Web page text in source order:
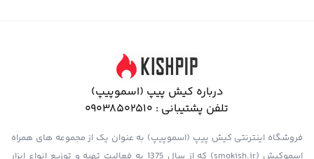
درباره کیش پیپ (اسموپیپ)
تلفن پشتیبانی : 09038502510
فروشگاه اینترنتی کیش پیپ (اسموپیپ) به عنوان یک از مجموعه های همراه
اسموکیش (smokish.ir) که از سال 1375 به فعالیت تهیه و توزیع انواع ابزار